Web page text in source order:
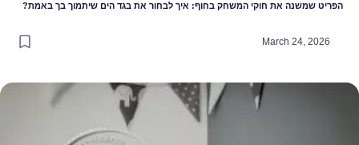
הפריט שמשנה את חוקי המשחק בחוף: איך לבחור את בגד הים שיתמוך בך באמת?
March 24, 2026
מעבר לפריט עיצובי: הקשר בין מובייל, התפתחות הראייה ושנת התינוק